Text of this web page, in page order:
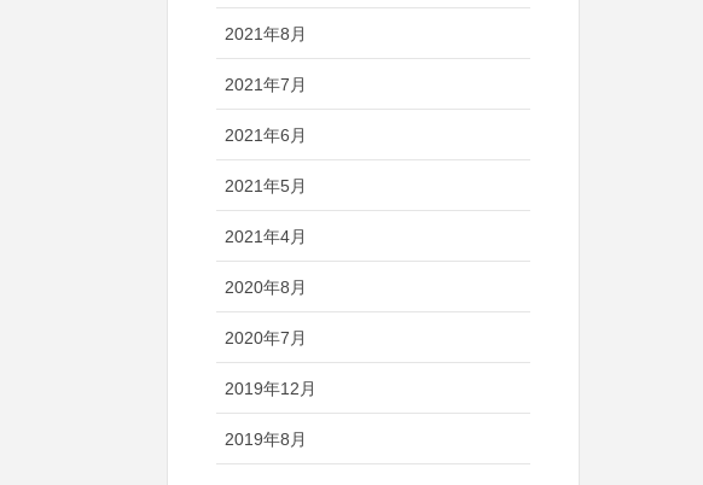
2021年8月
2021年7月
2021年6月
2021年5月
2021年4月
2020年8月
2020年7月
2019年12月
2019年8月